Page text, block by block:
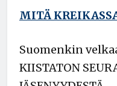
MITÄ
Suomenkin
KIISTATON